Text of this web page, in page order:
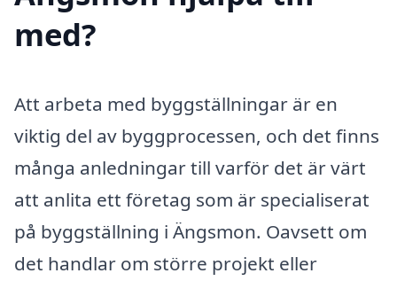
med?
Att arbeta med byggställningar är en
viktig del av byggprocessen, och det finns
många anledningar till varför det är värt
att anlita ett företag som är specialiserat
på byggställning i Ängsmon. Oavsett om
det handlar om större projekt eller